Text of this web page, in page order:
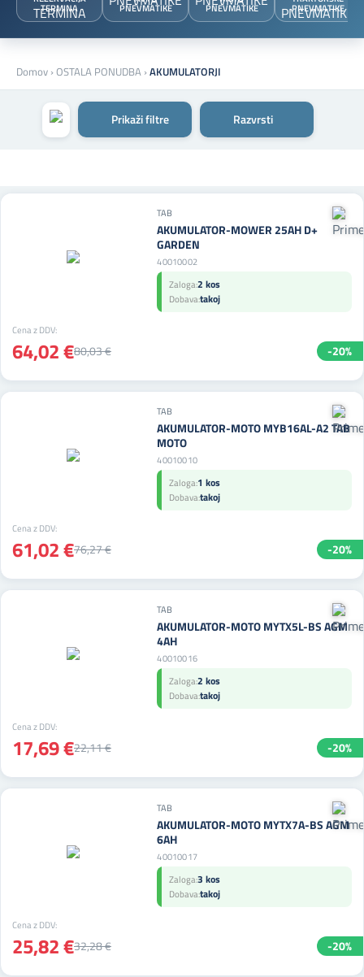
TERMINA PNEVMATIKE PNEVMATIKE PNEVMATIKE
Domov ›OSTALA PONUDBA ›AKUMULATORJI
Prikaži filtre Razvrsti
TAB
AKUMULATOR-MOWER 25AH D+
GARDEN
40010002
Zaloga:2 kos
Dobava:takoj
Cena z DDV:
64,02 €80,03 € -20%
TAB
AKUMULATOR-MOTO MYB16AL-A2 TAB
MOTO
40010010
Zaloga:1 kos
Dobava:takoj
Cena z DDV:
61,02 €76,27 € -20%
TAB
AKUMULATOR-MOTO MYTX5L-BS AGM
4AH
40010016
Zaloga:2 kos
Dobava:takoj
Cena z DDV:
17,69 €22,11 € -20%
TAB
AKUMULATOR-MOTO MYTX7A-BS AGM
6AH
40010017
Zaloga:3 kos
Dobava:takoj
Cena z DDV:
25,82 €32,28 € -20%